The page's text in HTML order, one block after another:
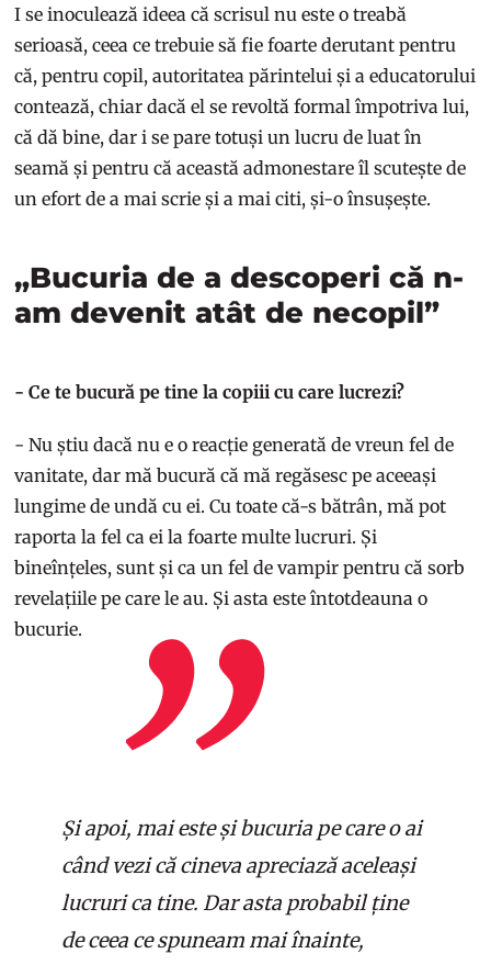
I se inoculează ideea că scrisul nu este o treabă
serioasă, ceea ce trebuie să fie foarte derutant pentru
că, pentru copil, autoritatea părintelui și a educatorului
contează, chiar dacă el se revoltă formal împotriva lui,
că dă bine, dar i se pare totuși un lucru de luat în
seamă și pentru că această admonestare îl scutește de
un efort de a mai scrie și a mai citi, și-o însușește.
„Bucuria de a descoperi că n-
am devenit atât de necopil”
- Ce te bucură pe tine la copiii cu care lucrezi?
- Nu știu dacă nu e o reacție generată de vreun fel de
vanitate, dar mă bucură că mă regăsesc pe aceeași
lungime de undă cu ei. Cu toate că-s bătrân, mă pot
raporta la fel ca ei la foarte multe lucruri. Și
bineînțeles, sunt și ca un fel de vampir pentru că sorb
revelațiile pe care le au. Și asta este întotdeauna o
bucurie.
Și apoi, mai este și bucuria pe care o ai
când vezi că cineva apreciază aceleași
lucruri ca tine. Dar asta probabil ține
de ceea ce spuneam mai înainte,